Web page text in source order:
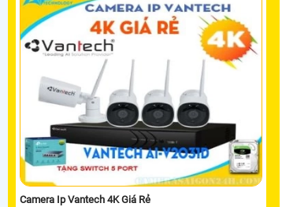
Camera Ip Vantech 4K Giá Rẻ